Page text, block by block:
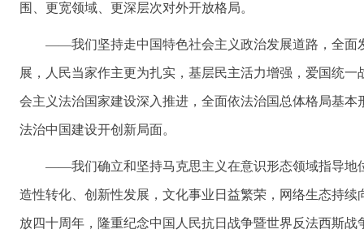
围、更宽领域、更深层次对外开放格局。
——我们坚持走中国特色社会主义政治发展道路，全面
展，人民当家作主更为扎实，基层民主活力增强，爱国统
会主义法治国家建设深入推进，全面依法治国总体格局基
法治中国建设开创新局面。
——我们确立和坚持马克思主义在意识形态领域指导地
造性转化、创新性发展，文化事业日益繁荣，网络生态持
放四十周年，隆重纪念中国人民抗日战争暨世界反法西斯